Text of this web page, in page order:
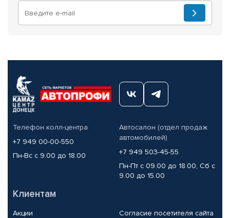
Телефон колл-центра
+7 949 00-00-550
Пн-Вс с 9.00 до 18.00
Автосалон (отдел продаж
автомобилей)
+7 949 503-45-55
Пн-Пт с 09.00 до 18.00, Сб с
9.00 до 15.00
Клиентам
Акции
Согласие посетителя сайта